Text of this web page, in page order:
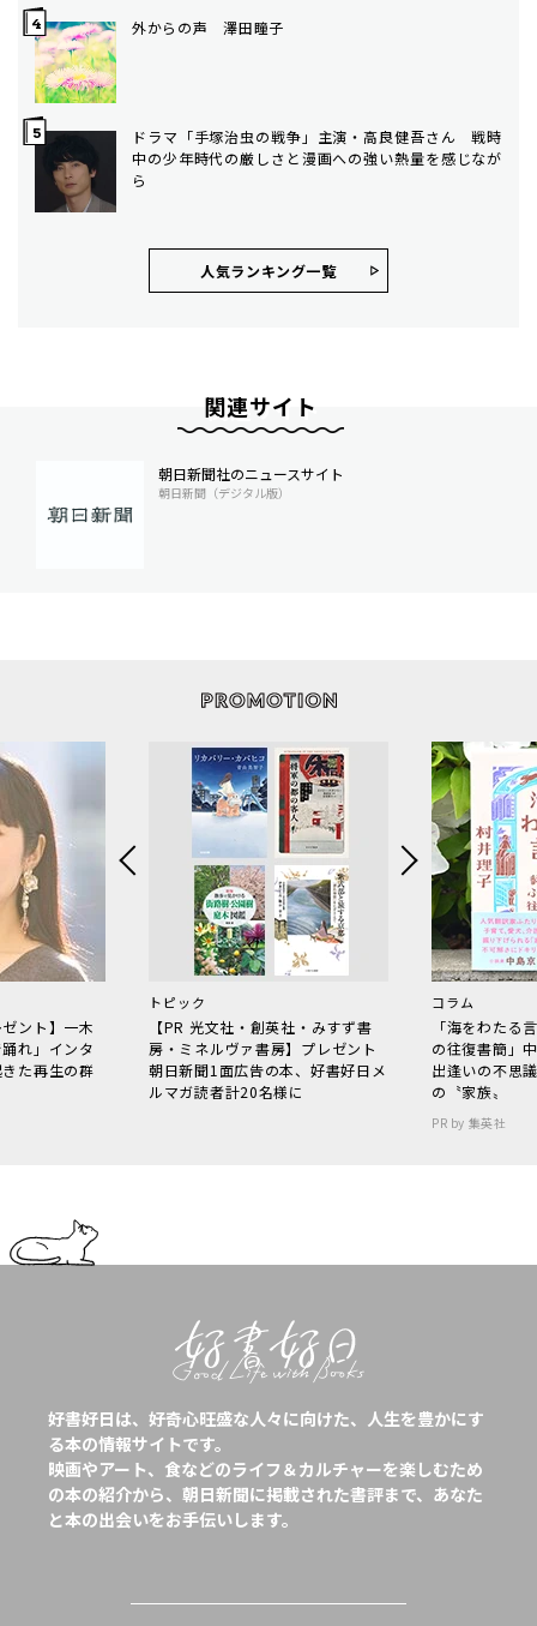
外からの声 澤田瞳子
ドラマ「手塚治虫の戦争」主演・高良健吾さん 戦時
中の少年時代の厳しさと漫画への強い熱量を感じなが
ら
人気ランキング⼀覧
関連サイト
朝日新聞社のニュースサイト
朝日新聞（デジタル版）
ント】一木
れ」インタ
た再生の群
トピック
【PR 光文社・創英社・みすず書
房・ミネルヴァ書房】プレゼント
朝日新聞1面広告の本、好書好日メ
ルマガ読者計20名様に
コラム
「海をわた
の往復書簡」
出逢いの不思
の〝家族〟
PR by 集英社
好書好日は、好奇心旺盛な人々に向けた、人生を豊かにす
る本の情報サイトです。
映画やアート、食などのライフ＆カルチャーを楽しむため
の本の紹介から、朝日新聞に掲載された書評まで、あなた
と本の出会いをお手伝いします。